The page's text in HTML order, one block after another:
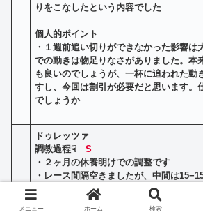
りをこなしたという内容でした
個人的ポイント
・１週前追い切りができなかった影響は
での動きは物足りなさがありました。本
も良いのでしょうが、一杯に追われた動
すし、今回は割引が必要だと思います。
でしょうか
ドゥレッツァ
調教過程☟S
・ ２ヶ月の休養明けでの調整です
・レース間隔空きましたが、中間は
本消化していますが、休み明けを考える
しているように感じます。ですが、帰厩
南W6Fから好時計をマークするぐらい動
メニュー ホーム 検索